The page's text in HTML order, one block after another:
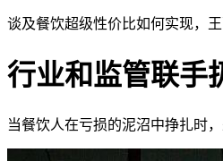
谈及餐饮超级性价比如何实现，
行业和监管联手
当餐饮人在亏损的泥沼中挣扎时